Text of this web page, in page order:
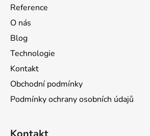
Reference
O nás
Blog
Technologie
Kontakt
Obchodní podmínky
Podmínky ochrany osobních údajů